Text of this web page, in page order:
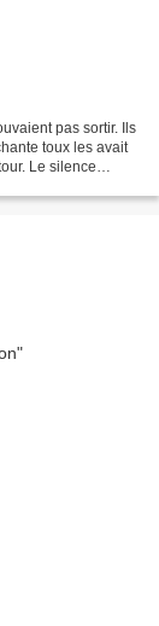
pas sortir. Ils
toux les avait
Le silence